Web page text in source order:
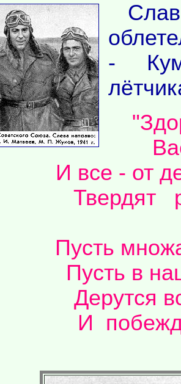
-
И все - от
Твердят
Пусть
Пусть в
Дерутся
И